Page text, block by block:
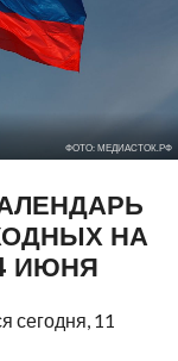
ФОТО: МЕДИАСТОК.РФ
НА
ИЮНЯ
сегодня, 11